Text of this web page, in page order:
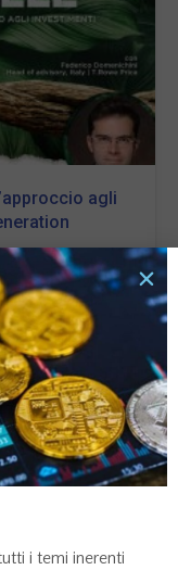
agli
i temi inerenti